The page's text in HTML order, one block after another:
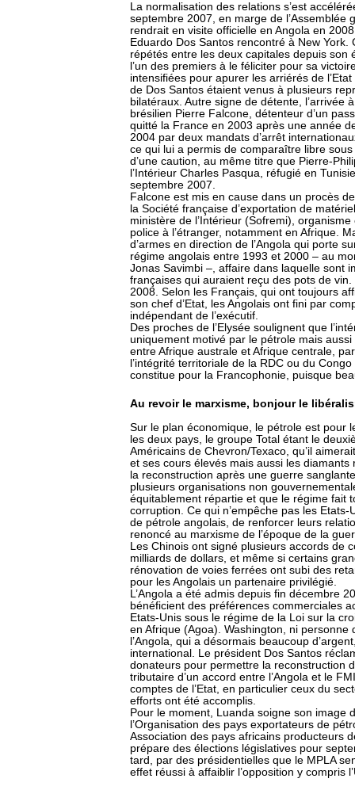
La normalisation des relations s’est
septembre 2007, en marge de l’Assemblée
rendrait en visite officielle en Angola en
Eduardo Dos Santos rencontré à New
répétés entre les deux capitales depuis son
l’un des premiers à le féliciter pour sa
intensifiées pour apurer les arriérés de
de Dos Santos étaient venus à plusieurs
bilatéraux. Autre signe de détente, l’arrivée
brésilien Pierre Falcone, détenteur d’un
quitté la France en 2003 après une année
2004 par deux mandats d’arrêt
ce qui lui a permis de comparaître libre
d’une caution, au même titre que Pierre-
l’Intérieur Charles Pasqua, réfugié en
septembre 2007.
Falcone est mis en cause dans un procès
la Société française d’exportation de
ministère de l’Intérieur (Sofremi),
police à l’étranger, notamment en Afrique.
d’armes en direction de l’Angola qui porte
régime angolais entre 1993 et 2000 – au
Jonas Savimbi –, affaire dans laquelle sont
françaises qui auraient reçu des pots de
2008. Selon les Français, qui ont toujours
son chef d’Etat, les Angolais ont fini par
indépendant de l’exécutif.
Des proches de l’Elysée soulignent que
uniquement motivé par le pétrole mais
entre Afrique australe et Afrique centrale,
l’intégrité territoriale de la RDC ou du
constitue pour la Francophonie, puisque
Au revoir le marxisme, bonjour le
Sur le plan économique, le pétrole est
les deux pays, le groupe Total étant le
Américains de Chevron/Texaco, qu’il
et ses cours élevés mais aussi les diamants
la reconstruction après une guerre
plusieurs organisations non
équitablement répartie et que le régime fait
corruption. Ce qui n’empêche pas les
de pétrole angolais, de renforcer leurs
renoncé au marxisme de l’époque de la
Les Chinois ont signé plusieurs accords de
milliards de dollars, et même si certains
rénovation de voies ferrées ont subi des
pour les Angolais un partenaire privilégié.
L’Angola a été admis depuis fin décembre
bénéficient des préférences commerciales
Etats-Unis sous le régime de la Loi sur la
en Afrique (Agoa). Washington, ni personne
l’Angola, qui a désormais beaucoup
international. Le président Dos Santos
donateurs pour permettre la reconstruction
tributaire d’un accord entre l’Angola et le
comptes de l’Etat, en particulier ceux du
efforts ont été accomplis.
Pour le moment, Luanda soigne son image
l’Organisation des pays exportateurs de
Association des pays africains producteurs
prépare des élections législatives pour
tard, par des présidentielles que le MPLA
effet réussi à affaiblir l’opposition y compris